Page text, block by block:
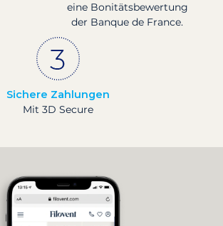
eine Bonitätsbewertung
der Banque de France.
Sichere Zahlungen
Mit 3D Secure